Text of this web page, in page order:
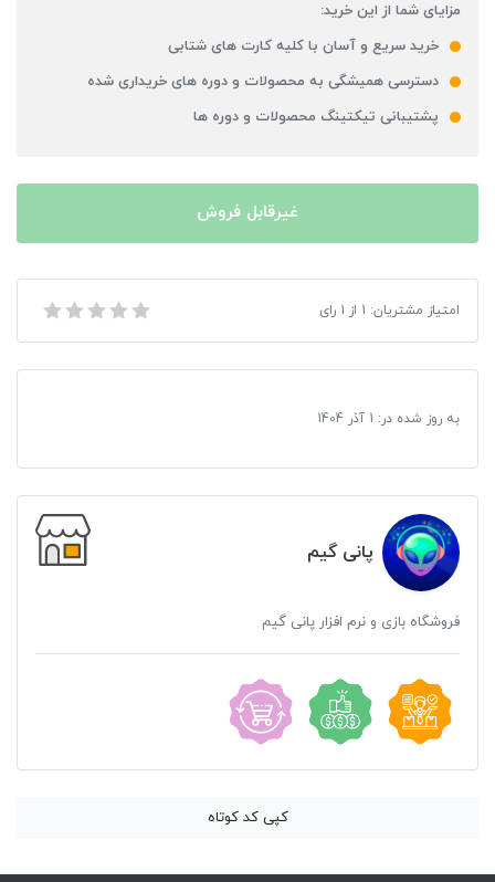
مزایای شما از این خرید:
خرید سریع و آسان با کلیه کارت های شتابی
دسترسی همیشگی به محصولات و دوره های خریداری شده
پشتیبانی تیکتینگ محصولات و دوره ها
غیرقابل فروش
بازی Silent Hill Downpour مخصوص XBOX 360
امتیاز مشتریان: 1 از 1 رای
به روز شده در: 1 آذر 1404
پانی گیم
فروشگاه بازی و نرم افزار پانی گیم
کپی کد کوتاه